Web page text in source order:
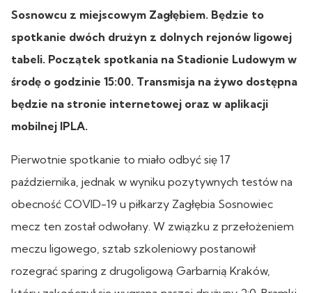
Sosnowcu z miejscowym Zagłębiem. Będzie to
spotkanie dwóch drużyn z dolnych rejonów ligowej
tabeli. Początek spotkania na Stadionie Ludowym w
środę o godzinie 15:00. Transmisja na żywo dostępna
będzie na stronie internetowej oraz w aplikacji
mobilnej IPLA.
Pierwotnie spotkanie to miało odbyć się 17
października, jednak w wyniku pozytywnych testów na
obecność COVID-19 u piłkarzy Zagłębia Sosnowiec
mecz ten został odwołany. W związku z przełożeniem
meczu ligowego, sztab szkoleniowy postanowił
rozegrać sparing z drugoligową Garbarnią Kraków,